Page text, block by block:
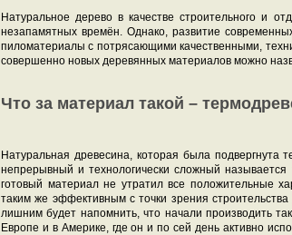
Натуральное дерево в качестве строительного и
незапамятных времён. Однако, развитие
пиломатериалы с потрясающими качественными,
совершенно новых деревянных материалов можно
Что за материал такой –
Натуральная древесина, которая была подвергнута
непрерывный и технологически сложный
готовый материал не утратил все положительные
таким же эффективным с точки зрения
лишним будет напомнить, что начали производить
Европе и в Америке, где он и по сей день активно